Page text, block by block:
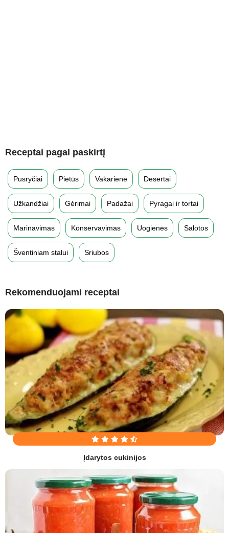
Receptai pagal paskirtį
Pusryčiai Pietūs Vakarienė Desertai
Užkandžiai Gėrimai Padažai Pyragai ir tortai
Marinavimas Konservavimas Uogienės Salotos
Šventiniam stalui Sriubos
Rekomenduojami receptai
Įdarytos cukinijos